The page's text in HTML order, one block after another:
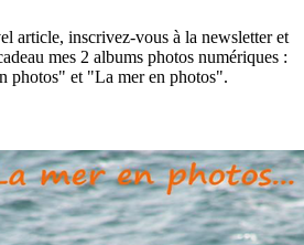
article, inscrivez-vous à la newsletter et
mes 2 albums photos numériques :
photos" et "La mer en photos".